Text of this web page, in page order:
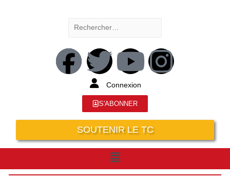
Connexion
S'ABONNER
SOUTENIR LE TC